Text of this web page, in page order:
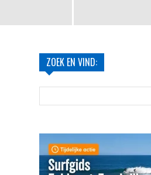
ZOEK EN VIND: